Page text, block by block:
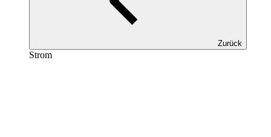
Zurück
Strom